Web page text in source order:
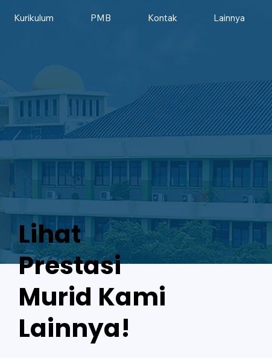
Kurikulum PMB Kontak Lainnya
Lihat
Prestasi
Murid Kami
Lainnya!